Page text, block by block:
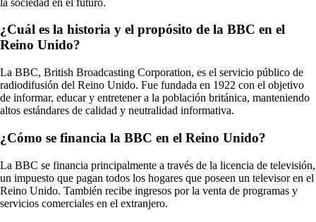
¿Cuál es la historia y el propósito de la BBC en el
Reino Unido?
La BBC, British Broadcasting Corporation, es el servicio público de
radiodifusión del Reino Unido. Fue fundada en 1922 con el objetivo
de informar, educar y entretener a la población británica, manteniendo
altos estándares de calidad y neutralidad informativa.
¿Cómo se financia la BBC en el Reino Unido?
La BBC se financia principalmente a través de la licencia de televisión,
un impuesto que pagan todos los hogares que poseen un televisor en el
Reino Unido. También recibe ingresos por la venta de programas y
servicios comerciales en el extranjero.